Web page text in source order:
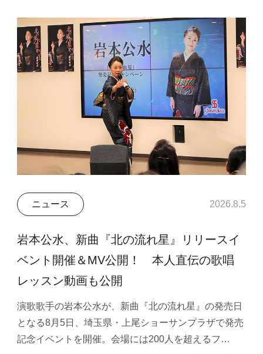
ニュース 2026.8.5
岩本公水、新曲『北の流れ星』リリースイ
ベント開催＆MV公開！ 本人直伝の歌唱
レッスン動画も公開
演歌歌手の岩本公水が、新曲『北の流れ星』の発売日
となる8月5日、埼玉県・上尾ショーサンプラザで発売
記念イベントを開催。会場には200人を超えるフ…